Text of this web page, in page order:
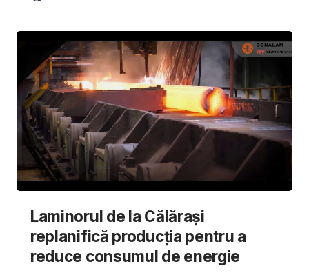
Laminorul de la Călărași
replanifică producția pentru a
reduce consumul de energie